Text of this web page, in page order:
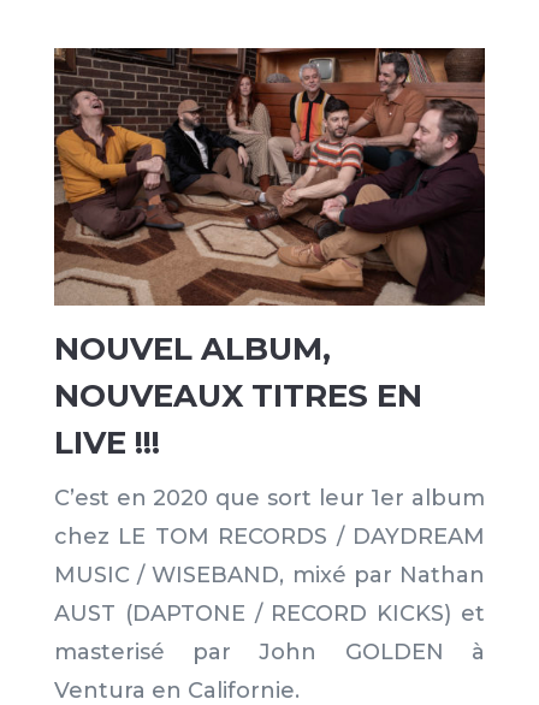
NOUVEL ALBUM,
NOUVEAUX TITRES EN
LIVE !!!
C’est en 2020 que sort leur 1er album
chez LE TOM RECORDS / DAYDREAM
MUSIC / WISEBAND, mixé par Nathan
AUST (DAPTONE / RECORD KICKS) et
masterisé par John GOLDEN à
Ventura en Californie.